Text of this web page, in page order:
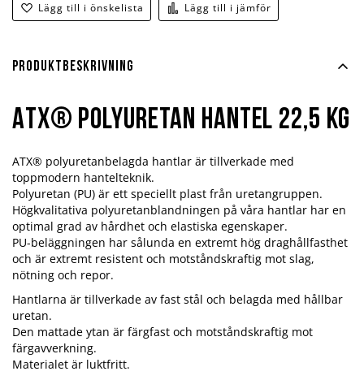
Lägg till i önskelista Lägg till i jämför
Produktbeskrivning
ATX® Polyuretan hantel 22,5 kg
ATX® polyuretanbelagda hantlar är tillverkade med
toppmodern hantelteknik.
Polyuretan (PU) är ett speciellt plast från uretangruppen.
Högkvalitativa polyuretanblandningen på våra hantlar har en
optimal grad av hårdhet och elastiska egenskaper.
PU-beläggningen har sålunda en extremt hög draghållfasthet
och är extremt resistent och motståndskraftig mot slag,
nötning och repor.
Hantlarna är tillverkade av fast stål och belagda med hållbar
uretan.
Den mattade ytan är färgfast och motståndskraftig mot
färgavverkning.
Materialet är luktfritt.